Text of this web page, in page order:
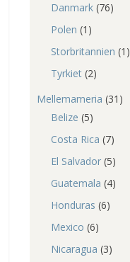
Danmark (76)
Polen (1)
Storbritannien (1)
Tyrkiet (2)
Mellemameria (31)
Belize (5)
Costa Rica (7)
El Salvador (5)
Guatemala (4)
Honduras (6)
Mexico (6)
Nicaragua (3)